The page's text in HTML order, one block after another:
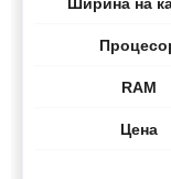
RAM
Цена